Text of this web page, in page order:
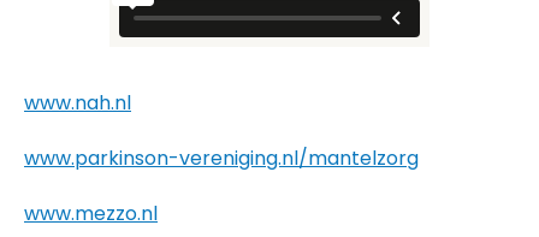
www.nah.nl
www.parkinson-vereniging.nl/mantelzorg
www.mezzo.nl